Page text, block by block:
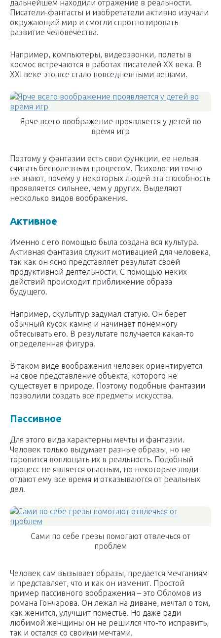
дальнейшем находили отражение в реальности.
Писатели-фантасты и изобретатели активно изучали
окружающий мир и смогли спрогнозировать
развитие человечества.
Например, компьютеры, видеозвонки, полеты в
космос встречаются в работах писателей XX века. В
XXI веке это все стало повседневными вещами.
Ярче всего воображение проявляется у детей во
время игр
Поэтому у фантазии есть свои функции, ее нельзя
считать бесполезным процессом. Психологии точно
не знают, почему у некоторых людей эта способность
проявляется сильнее, чем у других. Выделяют
несколько видов воображения.
Активное
Именно с его помощью была создана вся культура.
Активная фантазия служит мотивацией для человека,
так как он ясно представляет результат своей
продуктивной деятельности. С помощью неких
действий происходит приближение образа
будущего.
Например, скульптур задумал статую. Он берет
обычный кусок камня и начинает понемногу
обтесывать его. В результате получается какая-то
определенная фигура.
В таком виде воображения человек ориентируется
на свое представление объекта, которого не
существует в природе. Поэтому подобные фантазии
позволили создать все предметы искусства.
Пассивное
Для этого вида характерны мечты и фантазии.
Человек только выдумает разные образы, но не
торопится воплощать их в реальность. Подобный
процесс не является опасным, но некоторые люди
отдают ему все время и отказываются от реальных
дел.
Сами по себе грезы помогают отвлечься от
проблем
Человек сам вызывает образы, предается мечтаниям
и представляет, что и как он изменит. Простой
пример пассивного воображения – это Обломов из
романа Гончарова. Он лежал на диване, мечтал о том,
как женится, улучшит поместье. Но даже ради
любимой женщины он не решился что-то исправить,
так и остался со своими мечтами.